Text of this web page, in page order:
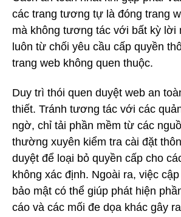
các trang tương tự là đóng trang
mà không tương tác với bất kỳ lời
luôn từ chối yêu cầu cấp quyền
trang web không quen thuộc.
Duy trì thói quen duyệt web an
thiết. Tránh tương tác với các
ngờ, chỉ tải phần mềm từ các
thường xuyên kiểm tra cài đặt
duyệt để loại bỏ quyền cấp cho
không xác định. Ngoài ra, việc
bảo mật có thể giúp phát hiện
cáo và các mối đe dọa khác gây